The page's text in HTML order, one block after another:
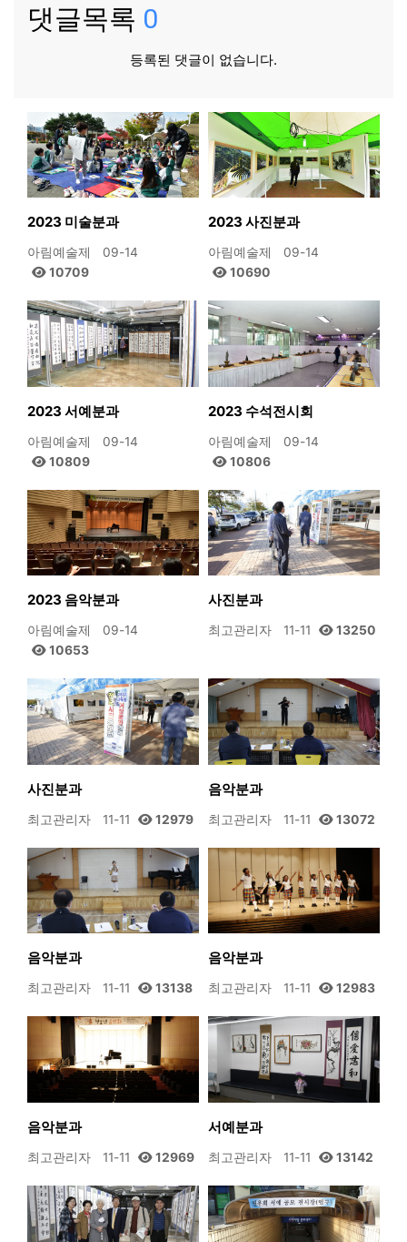
댓글목록 0
등록된 댓글이 없습니다.
2023 미술분과
아림예술제
09-14
10709
2023 사진분과
아림예술제
09-14
10690
2023 서예분과
아림예술제
09-14
10809
2023 수석전시회
아림예술제
09-14
10806
2023 음악분과
아림예술제
09-14
10653
사진분과
최고관리자 11-11 13250
사진분과
최고관리자 11-11 12979
음악분과
최고관리자 11-11 13072
음악분과
최고관리자 11-11 13138
음악분과
최고관리자 11-11 12983
음악분과
최고관리자 11-11 12969
서예분과
최고관리자 11-11 13142